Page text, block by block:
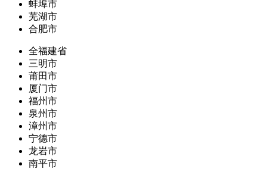
蚌埠市
芜湖市
合肥市
全福建省
三明市
莆田市
厦门市
福州市
泉州市
漳州市
宁德市
龙岩市
南平市